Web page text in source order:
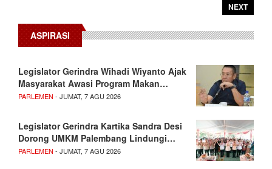
NEXT
ASPIRASI
Legislator Gerindra Wihadi Wiyanto Ajak
Masyarakat Awasi Program Makan…
PARLEMEN - JUMAT, 7 AGU 2026
Legislator Gerindra Kartika Sandra Desi
Dorong UMKM Palembang Lindungi…
PARLEMEN - JUMAT, 7 AGU 2026